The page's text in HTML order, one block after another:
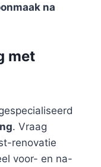
na
met
. Vraag
renovatie
voor- en na-